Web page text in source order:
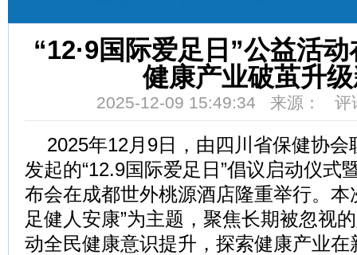
“12·9国际爱足日”公益活
健康产业破茧升
2025-12-09 15:49:34 来源： 评
2025年12月9日，由四川省保健协
发起的“12.9国际爱足日”倡议启动仪式
布会在成都世外桃源酒店隆重举行。本
足健人安康”为主题，聚焦长期被忽视
动全民健康意识提升，探索健康产业